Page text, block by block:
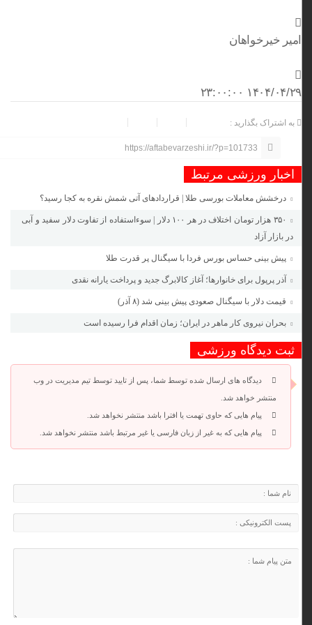
امیر خیرخواهان
۱۴۰۴/۰۴/۲۹ ۲۳:۰۰:۰۰
به اشتراک بگذارید :
https://aftabevarzeshi.ir/?p=101733
اخبار ورزشی مرتبط
درخشش معاملات بورسی طلا | قراردادهای آتی شمش نقره به کجا رسید؟
۳۵۰ هزار تومان اختلاف در هر ۱۰۰ دلار | سوءاستفاده از تفاوت دلار سفید و آبی
در بازار آزاد
پیش بینی حساس بورس فردا با سیگنال پر قدرت طلا
آذر پرپول برای خانوارها؛ آغاز کالابرگ جدید و پرداخت یارانه نقدی
قیمت دلار با سیگنال صعودی پیش بینی شد (۸ آذر)
بحران نیروی کار ماهر در ایران؛ زمان اقدام فرا رسیده است
ثبت دیدگاه ورزشی
دیدگاه های ارسال شده توسط شما، پس از تایید توسط تیم مدیریت در وب
منتشر خواهد شد.
پیام هایی که حاوی تهمت یا افترا باشد منتشر نخواهد شد.
پیام هایی که به غیر از زبان فارسی یا غیر مرتبط باشد منتشر نخواهد شد.